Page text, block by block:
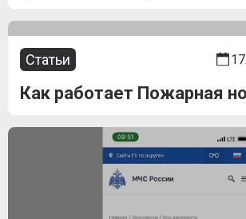
Статьи
Как работает Пожарная